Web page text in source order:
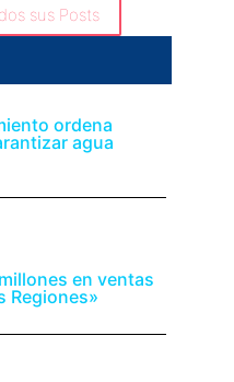
sus Posts
ordena
agua
en ventas
Regiones»